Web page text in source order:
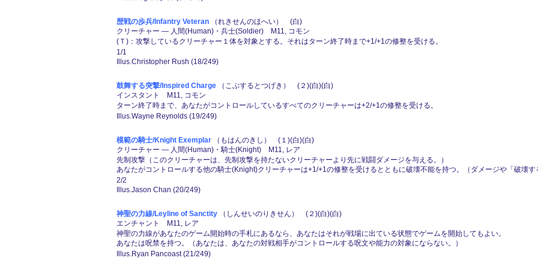
歴戦の歩兵/Infantry Veteran （れきせんのほへい） (白)
クリーチャー ― 人間(Human)・兵士(Soldier) M11, コモン
(Ｔ)：攻撃しているクリーチャー１体を対象とする。それはターン終了時まで+1/+1の修整を受ける。
1/1
Illus.Christopher Rush (18/249)
鼓舞する突撃/Inspired Charge （こぶするとつげき） (２)(白)(白)
インスタント M11, コモン
ターン終了時まで、あなたがコントロールしているすべてのクリーチャーは+2/+1の修整を受ける。
Illus.Wayne Reynolds (19/249)
模範の騎士/Knight Exemplar （もはんのきし） (１)(白)(白)
クリーチャー ― 人間(Human)・騎士(Knight) M11, レア
先制攻撃（このクリーチャーは、先制攻撃を持たないクリーチャーより先に戦闘ダメージを与える。）
あなたがコントロールする他の騎士(Knight)クリーチャーは+1/+1の修整を受けるとともに破壊不能を持つ。（ダメージや「破壊
2/2
Illus.Jason Chan (20/249)
神聖の力線/Leyline of Sanctity （しんせいのりきせん） (２)(白)(白)
エンチャント M11, レア
神聖の力線があなたのゲーム開始時の手札にあるなら、あなたはそれが戦場に出ている状態でゲームを開始してもよい。
あなたは呪禁を持つ。（あなたは、あなたの対戦相手がコントロールする呪文や能力の対象にならない。）
Illus.Ryan Pancoast (21/249)